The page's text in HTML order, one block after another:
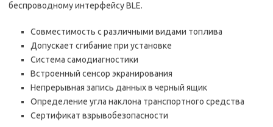
беспроводному интерфейсу BLE.
Совместимость с различными видами топлива
Допускает сгибание при установке
Система самодиагностики
Встроенный сенсор экранирования
Непрерывная запись данных в черный ящик
Определение угла наклона транспортного средства
Сертификат взрывобезопасности